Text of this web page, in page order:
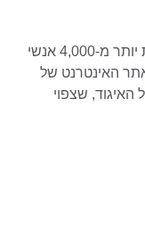
IATEFL יצר קהילה חובקת עולם, שכוללת יותר מ-4,000 אנשי
האינטרנט של
שצפוי